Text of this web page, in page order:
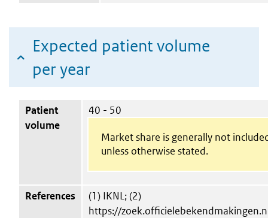
Expected patient volume
per year
Patient
volume
40 - 50
Market share is generally not
unless otherwise stated.
References
(1) IKNL; (2)
https://